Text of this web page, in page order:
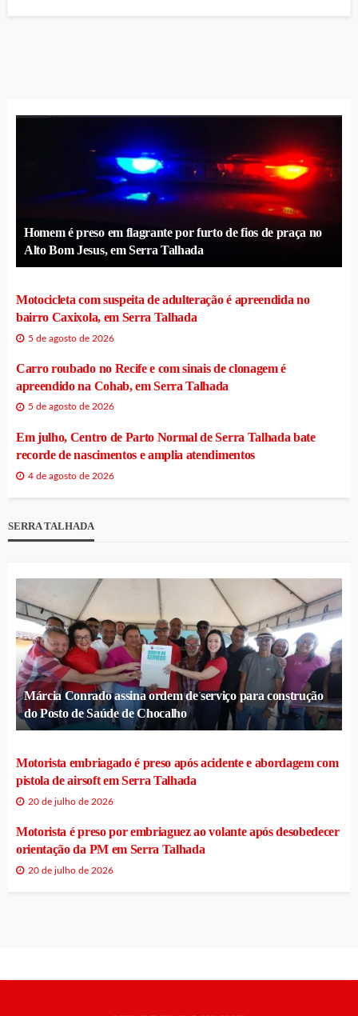
Homem é preso em flagrante por furto de fios de praça no
Alto Bom Jesus, em Serra Talhada
Motocicleta com suspeita de adulteração é apreendida no
bairro Caxixola, em Serra Talhada
5 de agosto de 2026
Carro roubado no Recife e com sinais de clonagem é
apreendido na Cohab, em Serra Talhada
5 de agosto de 2026
Em julho, Centro de Parto Normal de Serra Talhada bate
recorde de nascimentos e amplia atendimentos
4 de agosto de 2026
SERRA TALHADA
Márcia Conrado assina ordem de serviço para construção
do Posto de Saúde de Chocalho
Motorista embriagado é preso após acidente e abordagem com
pistola de airsoft em Serra Talhada
20 de julho de 2026
Motorista é preso por embriaguez ao volante após desobedecer
orientação da PM em Serra Talhada
20 de julho de 2026